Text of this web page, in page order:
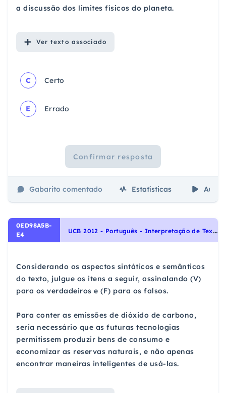
a discussão dos limites físicos do planeta.
Ver texto associado
C Certo
E Errado
Confirmar resposta
Gabarito comentado Estatísticas Aulas
0ED98A5B-
E4
U
CB 2012 - Português - Interpretação de Textos
Considerando os aspectos sintáticos e semânticos
do texto, julgue os itens a seguir, assinalando (V)
para os verdadeiros e (F) para os falsos.
Para conter as emissões de dióxido de carbono,
seria necessário que as futuras tecnologias
permitissem produzir bens de consumo e
economizar as reservas naturais, e não apenas
encontrar maneiras inteligentes de usá-las.